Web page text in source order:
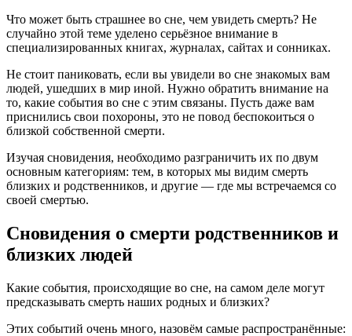
Что может быть страшнее во сне, чем увидеть смерть? Не
случайно этой теме уделено серьёзное внимание в
специализированных книгах, журналах, сайтах и сонниках.
Не стоит паниковать, если вы увидели во сне знакомых вам
людей, ушедших в мир иной. Нужно обратить внимание на
то, какие события во сне с этим связаны. Пусть даже вам
приснились свои похороны, это не повод беспокоиться о
близкой собственной смерти.
Изучая сновидения, необходимо разграничить их по двум
основным категориям: тем, в которых мы видим смерть
близких и родственников, и другие — где мы встречаемся со
своей смертью.
Сновидения о смерти родственников и
близких людей
Какие события, происходящие во сне, на самом деле могут
предсказывать смерть наших родных и близких?
Этих событий очень много, назовём самые распространённые: